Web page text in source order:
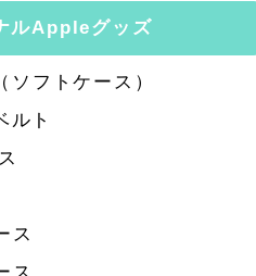
ルAppleグッズ
フトケース）
ルト
ス